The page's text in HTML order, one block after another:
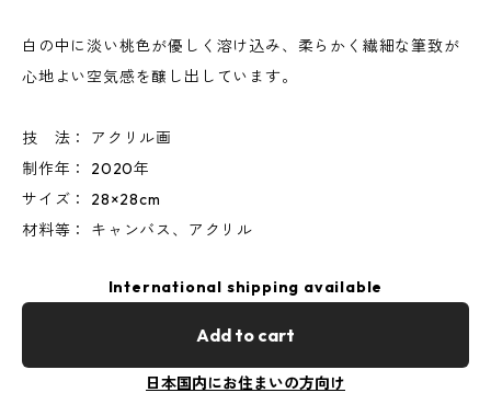
白の中に淡い桃色が優しく溶け込み、柔らかく繊細な筆致が
心地よい空気感を醸し出しています。
技 法： アクリル画
制作年： 2020年
サイズ： 28×28cm
材料等： キャンバス、アクリル
International shipping available
Add to cart
日本国内にお住まいの方向け